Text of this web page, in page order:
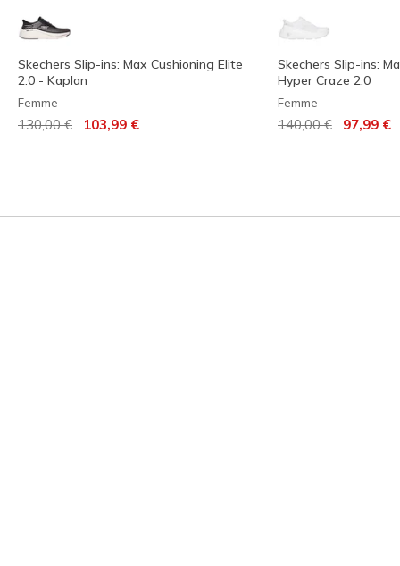
Skechers Slip-ins: Max Cushioning Elite
2.0 - Kaplan
Femme
Prix réduit de
130,00 € 103,99 €
Skechers Slip-ins:
Hyper Craze 2.0
Femme
Prix réduit de
140,00 €à 97,99 €